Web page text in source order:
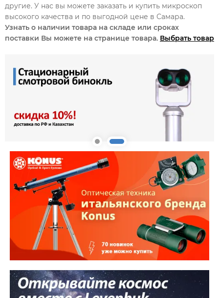
другие. У нас вы можете заказать и купить микроскоп
высокого качества и по выгодной цене в Самара.
Узнать о наличии товара на складе или сроках
поставки Вы можете на странице товара. Выбрать товар